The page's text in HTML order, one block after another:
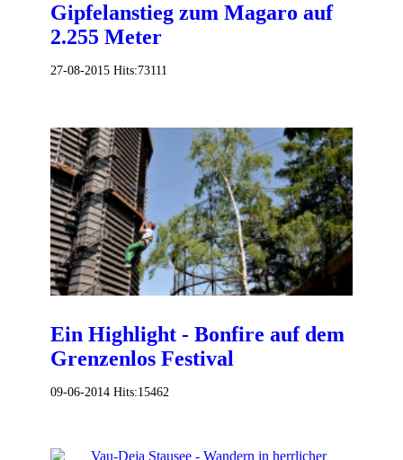
Gipfelanstieg zum Magaro auf
2.255 Meter
27-08-2015 Hits:73111
Ein Highlight - Bonfire auf dem
Grenzenlos Festival
09-06-2014 Hits:15462